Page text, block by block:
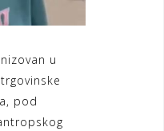
u
pod